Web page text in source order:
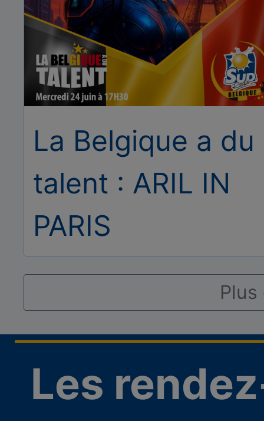
La Belgique a du
talent : ARIL IN
PARIS
Les